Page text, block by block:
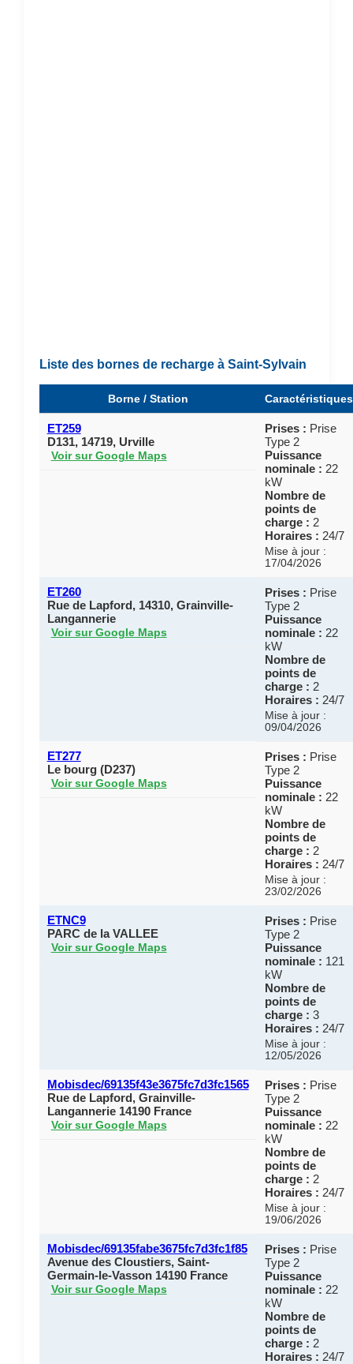
Liste des bornes de recharge à Saint-Sylvain
Borne / Station Caractéristiques
ET259
D131, 14719, Urville
Voir sur Google Maps
Prises : Prise
Type 2
Puissance
nominale : 22
kW
Nombre de
points de
charge : 2
Horaires : 24/7
Mise à jour :
17/04/2026
ET260
Rue de Lapford, 14310, Grainville-
Langannerie
Voir sur Google Maps
Prises : Prise
Type 2
Puissance
nominale : 22
kW
Nombre de
points de
charge : 2
Horaires : 24/7
Mise à jour :
09/04/2026
ET277
Le bourg (D237)
Voir sur Google Maps
Prises : Prise
Type 2
Puissance
nominale : 22
kW
Nombre de
points de
charge : 2
Horaires : 24/7
Mise à jour :
23/02/2026
ETNC9
PARC de la VALLEE
Voir sur Google Maps
Prises : Prise
Type 2
Puissance
nominale : 121
kW
Nombre de
points de
charge : 3
Horaires : 24/7
Mise à jour :
12/05/2026
Mobisdec/69135f43e3675fc7d3fc1565
Rue de Lapford, Grainville-
Langannerie 14190 France
Voir sur Google Maps
Prises : Prise
Type 2
Puissance
nominale : 22
kW
Nombre de
points de
charge : 2
Horaires : 24/7
Mise à jour :
19/06/2026
Mobisdec/69135fabe3675fc7d3fc1f85
Avenue des Cloustiers, Saint-
Germain-le-Vasson 14190 France
Voir sur Google Maps
Prises : Prise
Type 2
Puissance
nominale : 22
kW
Nombre de
points de
charge : 2
Horaires : 24/7